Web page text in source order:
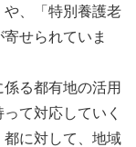
や、「特別養護老
せられていま
る都有地の活用
て対応していく
に対して、地域